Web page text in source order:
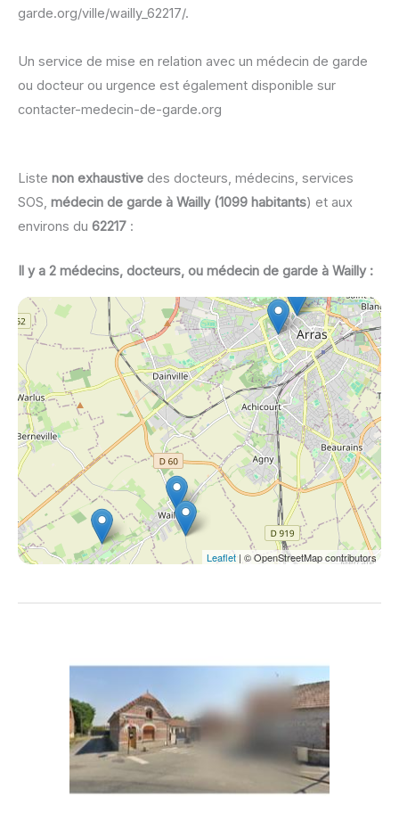
garde.org/ville/wailly_62217/.
Un service de mise en relation avec un médecin de garde
ou docteur ou urgence est également disponible sur
contacter-medecin-de-garde.org
Liste non exhaustive des docteurs, médecins, services
SOS, médecin de garde à Wailly (1099 habitants) et aux
environs du 62217 :
Il y a 2 médecins, docteurs, ou médecin de garde à Wailly :
Leaflet | © OpenStreetMap contributors